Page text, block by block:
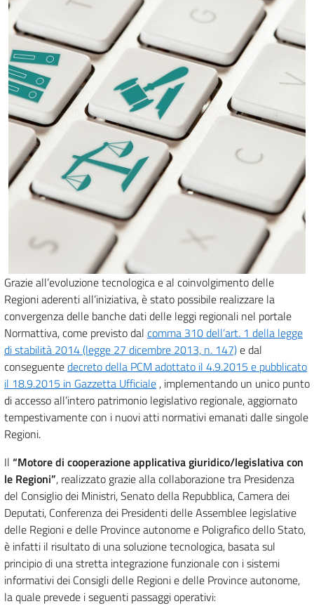
Grazie all’evoluzione tecnologica e al coinvolgimento delle
Regioni aderenti all’iniziativa, è stato possibile realizzare la
convergenza delle banche dati delle leggi regionali nel portale
Normattiva, come previsto dal comma 310 dell’art. 1 della legge
di stabilità 2014 (legge 27 dicembre 2013, n. 147)e dal
conseguentedecreto della PCM adottato il 4.9.2015 e pubblicato
il 18.9.2015 in Gazzetta Ufficiale , implementando un unico punto
di accesso all’intero patrimonio legislativo regionale, aggiornato
tempestivamente con i nuovi atti normativi emanati dalle singole
Regioni.
Il “Motore di cooperazione applicativa giuridico/legislativa con
le Regioni”, realizzato grazie alla collaborazione tra Presidenza
del Consiglio dei Ministri, Senato della Repubblica, Camera dei
Deputati, Conferenza dei Presidenti delle Assemblee legislative
delle Regioni e delle Province autonome e Poligrafico dello Stato,
è infatti il risultato di una soluzione tecnologica, basata sul
principio di una stretta integrazione funzionale con i sistemi
informativi dei Consigli delle Regioni e delle Province autonome,
la quale prevede i seguenti passaggi operativi: